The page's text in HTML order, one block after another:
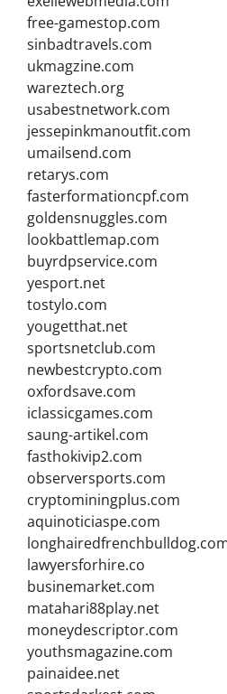
free-gamestop.com
sinbadtravels.com
ukmagzine.com
wareztech.org
usabestnetwork.com
jessepinkmanoutfit.com
umailsend.com
retarys.com
fasterformationcpf.com
goldensnuggles.com
lookbattlemap.com
buyrdpservice.com
yesport.net
tostylo.com
yougetthat.net
sportsnetclub.com
newbestcrypto.com
oxfordsave.com
iclassicgames.com
saung-artikel.com
fasthokivip2.com
observersports.com
cryptominingplus.com
aquinoticiaspe.com
lawyersforhire.co
businemarket.com
matahari88play.net
moneydescriptor.com
youthsmagazine.com
painaidee.net